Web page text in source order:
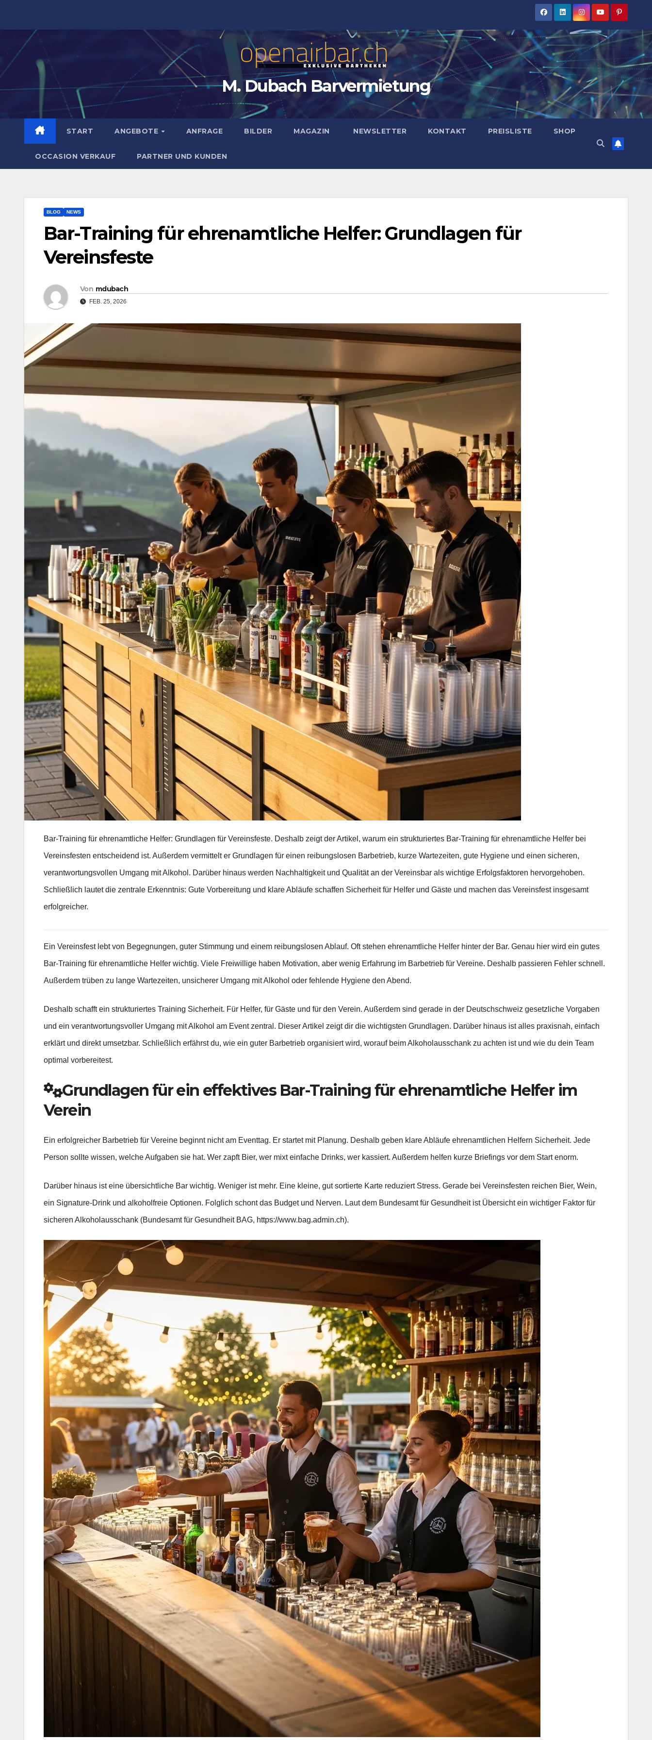
M. Dubach Barvermietung
START ANGEBOTE ANFRAGE BILDER MAGAZIN NEWSLETTER KONTAKT PREISLISTE SHOP
OCCASION VERKAUF PARTNER UND KUNDEN
BLOG NEWS
Bar-Training für ehrenamtliche Helfer: Grundlagen für
Vereinsfeste
Von mdubach
FEB. 25, 2026
Bar-Training für ehrenamtliche Helfer: Grundlagen für Vereinsfeste. Deshalb zeigt der Artikel, warum ein strukturiertes Bar-Training für ehrenamtliche Helfer bei
Vereinsfesten entscheidend ist. Außerdem vermittelt er Grundlagen für einen reibungslosen Barbetrieb, kurze Wartezeiten, gute Hygiene und einen sicheren,
verantwortungsvollen Umgang mit Alkohol. Darüber hinaus werden Nachhaltigkeit und Qualität an der Vereinsbar als wichtige Erfolgsfaktoren hervorgehoben.
Schließlich lautet die zentrale Erkenntnis: Gute Vorbereitung und klare Abläufe schaffen Sicherheit für Helfer und Gäste und machen das Vereinsfest insgesamt
erfolgreicher.
Ein Vereinsfest lebt von Begegnungen, guter Stimmung und einem reibungslosen Ablauf. Oft stehen ehrenamtliche Helfer hinter der Bar. Genau hier wird ein gutes
Bar-Training für ehrenamtliche Helfer wichtig. Viele Freiwillige haben Motivation, aber wenig Erfahrung im Barbetrieb für Vereine. Deshalb passieren Fehler schnell.
Außerdem trüben zu lange Wartezeiten, unsicherer Umgang mit Alkohol oder fehlende Hygiene den Abend.
Deshalb schafft ein strukturiertes Training Sicherheit. Für Helfer, für Gäste und für den Verein. Außerdem sind gerade in der Deutschschweiz gesetzliche Vorgaben
und ein verantwortungsvoller Umgang mit Alkohol am Event zentral. Dieser Artikel zeigt dir die wichtigsten Grundlagen. Darüber hinaus ist alles praxisnah, einfach
erklärt und direkt umsetzbar. Schließlich erfährst du, wie ein guter Barbetrieb organisiert wird, worauf beim Alkoholausschank zu achten ist und wie du dein Team
optimal vorbereitest.
Grundlagen für ein effektives Bar-Training für ehrenamtliche Helfer im
Verein
Ein erfolgreicher Barbetrieb für Vereine beginnt nicht am Eventtag. Er startet mit Planung. Deshalb geben klare Abläufe ehrenamtlichen Helfern Sicherheit. Jede
Person sollte wissen, welche Aufgaben sie hat. Wer zapft Bier, wer mixt einfache Drinks, wer kassiert. Außerdem helfen kurze Briefings vor dem Start enorm.
Darüber hinaus ist eine übersichtliche Bar wichtig. Weniger ist mehr. Eine kleine, gut sortierte Karte reduziert Stress. Gerade bei Vereinsfesten reichen Bier, Wein,
ein Signature-Drink und alkoholfreie Optionen. Folglich schont das Budget und Nerven. Laut dem Bundesamt für Gesundheit ist Übersicht ein wichtiger Faktor für
sicheren Alkoholausschank (Bundesamt für Gesundheit BAG, https://www.bag.admin.ch).